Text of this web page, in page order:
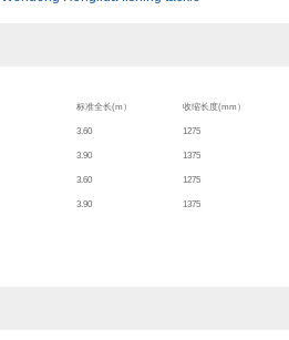
标准全长(m） 收缩长度(mm）
3.60 1275
3.90 1375
3.60 1275
3.90 1375